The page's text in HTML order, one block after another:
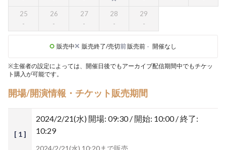
25 26 27 28 29
販売中 販売終了/売切前販売前 - 開催なし
※主催者の設定によっては、開催日後でもアーカイブ配信期間中でもチケッ
ト購入が可能です。
開場/開演情報・チケット販売期間
[ 1 ]
2024/2/21(水) 開場: 09:30 / 開始: 10:00 / 終了:
10:29
2024/2/21(水) 10:20まで販売